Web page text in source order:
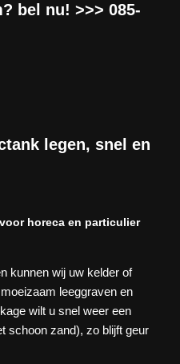
bel nu! >>> 085-
legen, snel en
horeca en particulier
kunnen wij uw kelder of
leeggraven en
wilt u snel weer een
schoon zand), zo blijft geur